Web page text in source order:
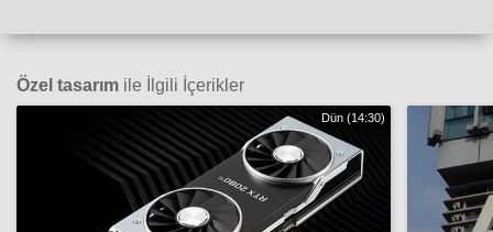
Özel tasarım ile İlgili İçerikler
Dün (14:30)